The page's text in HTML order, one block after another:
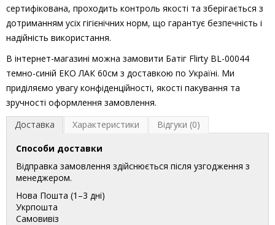
сертифікована, проходить контроль якості та зберігається з
дотриманням усіх гігієнічних норм, що гарантує безпечність і
надійність використання.
В інтернет-магазині можна замовити Батіг Flirty BL-00044
темно-синій ЕКО ЛАК 60см з доставкою по Україні. Ми
приділяємо увагу конфіденційності, якості пакування та
зручності оформлення замовлення.
Доставка
Характеристики Відгуки (0)
Способи доставки
Відправка замовлення здійснюється після узгодження з
менеджером.
Нова Пошта (1–3 дні)
Укрпошта
Самовивіз